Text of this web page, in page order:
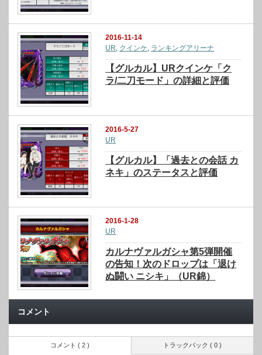
2016-11-14
UR, クインケ, ランキングアリーナ
【グルカル】URクインケ「ク
ラ/二刀モード」の詳細と評価
2016-5-27
UR
【グルカル】「過去との会話 カ
ネキ」のステータスと評価
2016-1-28
UR
カルナヴァルガシャ第5弾開催
の告知！次のドロップは「退け
ぬ闘い ニシキ」（UR錦）
コメント
トラックバック ( 0 )
コメント ( 2 )